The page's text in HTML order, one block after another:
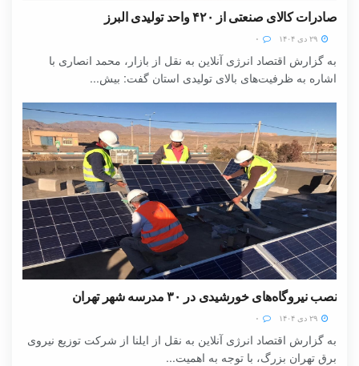
صادرات کالای صنعتی از ۴۲۰ واحد تولیدی البرز
به گزارش اقتصاد انرژی آنلاین به نقل از بازار، محمد انصاری با
اشاره به ظرفیت‌های بالای تولیدی استان گفت: بیش...
نصب نیروگاه‌های خورشیدی در ۳۰ مدرسه شهر تهران
به گزارش اقتصاد انرژی آنلاین به نقل از ایلنا از شرکت توزیع نیروی
برق تهران بزرگ، با توجه به اهمیت...